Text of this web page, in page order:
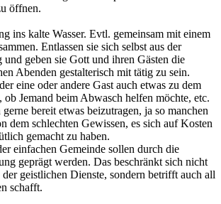
öffnen.
ins kalte Wasser. Evtl. gemeinsam mit einem
Entlassen sie sich selbst aus der
geben sie Gott und ihren Gästen die
Abenden gestalterisch mit tätig zu sein.
eine oder andere Gast auch etwas zu dem
Jemand beim Abwasch helfen möchte, etc.
bereit etwas beizutragen, ja so manchen
dem schlechten Gewissen, es sich auf Kosten
gemacht zu haben.
einfachen Gemeinde sollen durch die
geprägt werden. Das beschränkt sich nicht
geistlichen Dienste, sondern betrifft auch all
schafft.